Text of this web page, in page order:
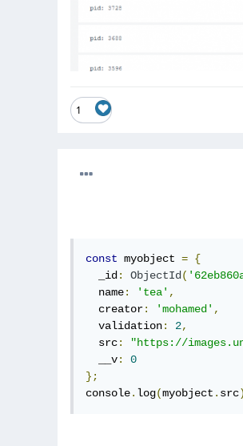
1
const myobject = {
  _id
: ObjectId (
  name
: 'tea' ,
  creator
: 'mohamed' ,
  validation
: 2,
  src
:
"https://
  __v
:
0
};
console. log(myobject . src)